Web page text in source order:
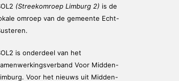
(Streekomroep Limburg 2) is de
omroep van de gemeente Echt-
is onderdeel van het
Voor Midden-
Voor het nieuws uit Midden-